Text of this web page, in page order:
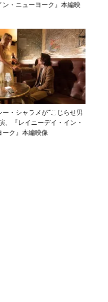
ン・ニューヨーク』本編映
ー・シャラメが“こじらせ男
、『レイニーデイ・イン・
ーク』本編映像